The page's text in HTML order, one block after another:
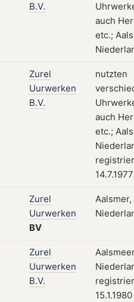
B.V.
auch
etc.;
Zurel
Uurwerken
B.V.
nutzten
auch
etc.;
14.7.1977
Zurel
Uurwerken
BV
Aalsmer,
Zurel
Uurwerken
B.V.
15.1.1980